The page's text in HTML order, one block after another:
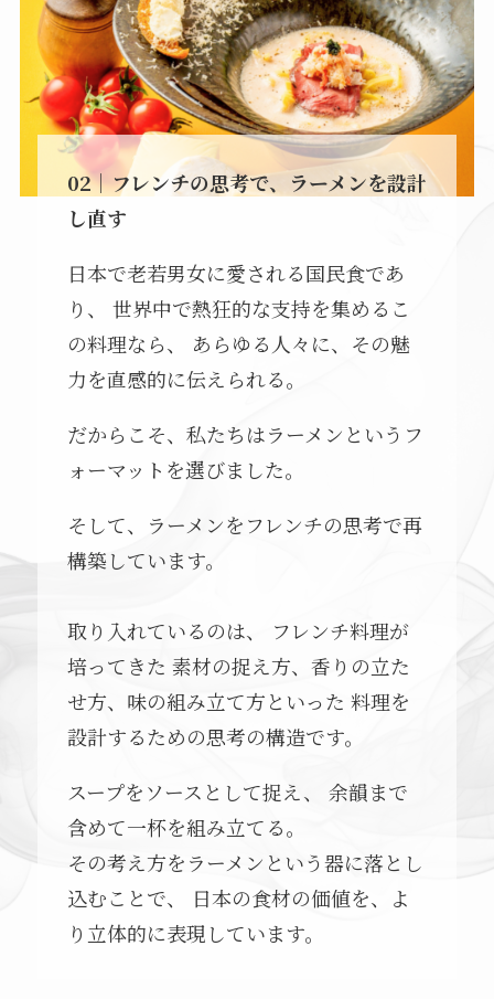
02｜フレンチの思考で、ラーメンを設計
し直す
日本で老若男女に愛される国民食であ
り、 世界中で熱狂的な支持を集めるこ
の料理なら、 あらゆる人々に、その魅
力を直感的に伝えられる。
だからこそ、私たちはラーメンというフ
ォーマットを選びました。
そして、ラーメンをフレンチの思考で再
構築しています。
取り入れているのは、 フレンチ料理が
培ってきた 素材の捉え方、香りの立た
せ方、味の組み立て方といった 料理を
設計するための思考の構造です。
スープをソースとして捉え、 余韻まで
含めて一杯を組み立てる。
その考え方をラーメンという器に落とし
込むことで、 日本の食材の価値を、よ
り立体的に表現しています。